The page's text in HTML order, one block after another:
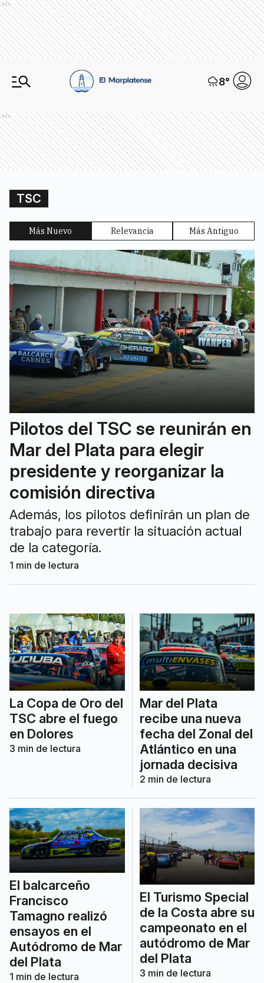
Ads
8°
Ads
TSC
Más Nuevo Relevancia Más Antiguo
Pilotos del TSC se reunirán en
Mar del Plata para elegir
presidente y reorganizar la
comisión directiva
Además, los pilotos definirán un plan de
trabajo para revertir la situación actual
de la categoría.
1 min de lectura
La Copa de Oro del
TSC abre el fuego
en Dolores
3 min de lectura
Mar del Plata
recibe una nueva
fecha del Zonal del
Atlántico en una
jornada decisiva
2 min de lectura
El balcarceño
Francisco
Tamagno realizó
ensayos en el
Autódromo de Mar
del Plata
1 min de lectura
El Turismo Special
de la Costa abre su
campeonato en el
autódromo de Mar
del Plata
3 min de lectura